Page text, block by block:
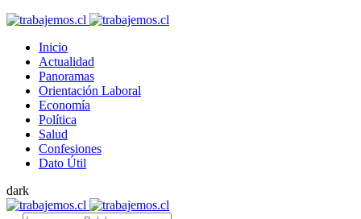
Inicio
Actualidad
Panoramas
Orientación Laboral
Economía
Política
Salud
Confesiones
Dato Útil
dark